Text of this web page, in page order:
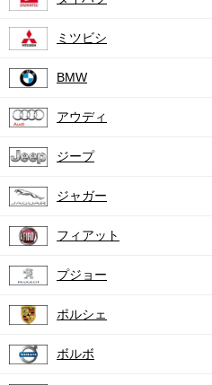
ミツビシ
BMW
アウディ
ジープ
ジャガー
フィアット
プジョー
ポルシェ
ボルボ